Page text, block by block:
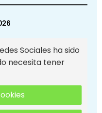
Sociales ha sido
necesita tener